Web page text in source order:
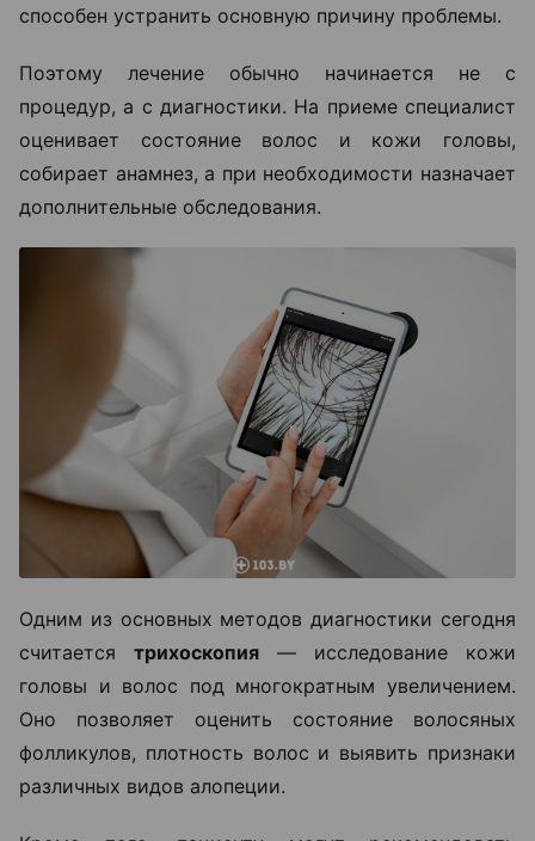
способен устранить основную причину проблемы.
Поэтому лечение обычно начинается не с
процедур, а с диагностики. На приеме специалист
оценивает состояние волос и кожи головы,
собирает анамнез, а при необходимости назначает
дополнительные обследования.
Одним из основных методов диагностики сегодня
считается трихоскопия — исследование кожи
головы и волос под многократным увеличением.
Оно позволяет оценить состояние волосяных
фолликулов, плотность волос и выявить признаки
различных видов алопеции.